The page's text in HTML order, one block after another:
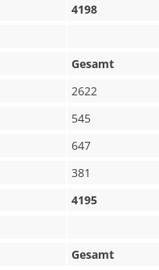
4198
Gesamt
2622
545
647
381
4195
Gesamt